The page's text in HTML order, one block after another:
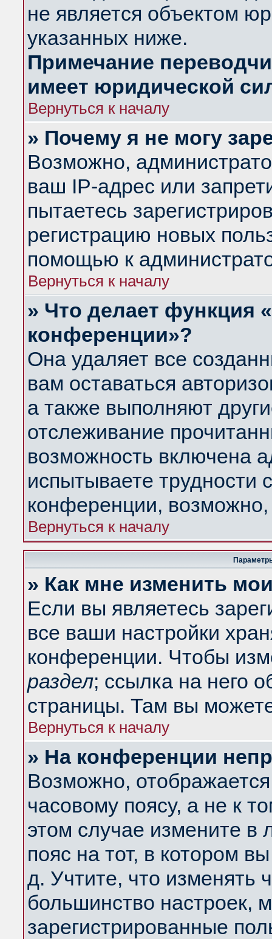
не является объектом
указанных ниже.
Примечание
имеет юридической
Вернуться к началу
» Почему я не могу
Возможно,
ваш IP-адрес или
пытаетесь
регистрацию новых
помощью к
Вернуться к началу
» Что делает функция
конференции»?
Она удаляет все
вам оставаться
а также выполняют
отслеживание
возможность включена
испытываете трудности
конференции,
Вернуться к началу
» Как мне изменить
Если вы являетесь
все ваши настройки
конференции. Чтобы
раздел; ссылка на него
страницы. Там вы
Вернуться к началу
» На конференции
Возможно,
часовому поясу, а не к
этом случае измените в
пояс на тот, в котором
д. Учтите, что изменять
большинство настроек,
зарегистрированные